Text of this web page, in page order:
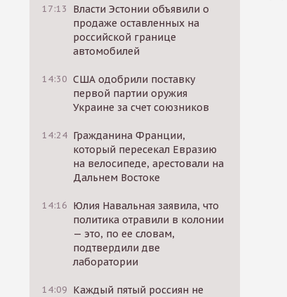
17:13
Власти Эстонии объявили о
продаже оставленных на
российской границе
автомобилей
14:30 США одобрили поставку
первой партии оружия
Украине за счет союзников
14:24 Гражданина Франции,
который пересекал Евразию
на велосипеде, арестовали на
Дальнем Востоке
14:16 Юлия Навальная заявила, что
политика отравили в колонии
— это, по ее словам,
подтвердили две
лаборатории
14:09 Каждый пятый россиян не